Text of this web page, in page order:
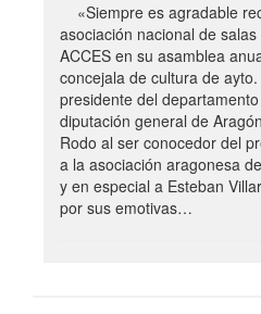
«Siempre es agradable
asociación nacional de
ACCES en su asamblea
concejala de cultura de
presidente del
diputación general de
Rodo al ser conocedor del
a la asociación aragonesa
y en especial a Esteban
por sus emotivas…